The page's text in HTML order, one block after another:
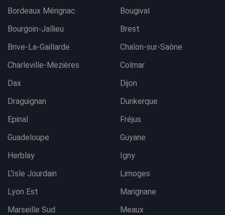
Bordeaux Mérignac
Bougival
Bourgoin-Jallieu
Brest
Brive-La-Gaillarde
Chalon-sur-Saône
Charleville-Mezières
Colmar
Dax
Dijon
Draguignan
Dunkerque
Epinal
Fréjus
Guadeloupe
Guyane
Herblay
Igny
L'Isle Jourdain
Limoges
Lyon Est
Marignane
Marseille Sud
Meaux